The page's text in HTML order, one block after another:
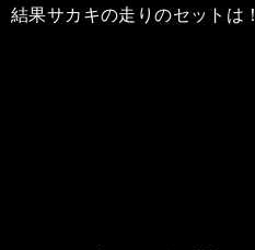
結果サカキの走りのセットは！